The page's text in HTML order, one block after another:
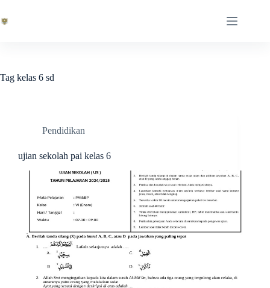
content
Tag kelas 6 sd
Pendidikan
ujian sekolah pai kelas 6